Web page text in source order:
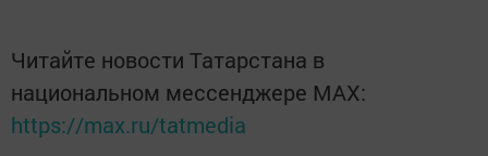
Читайте новости Татарстана в
национальном мессенджере MАХ:
https://max.ru/tatmedia